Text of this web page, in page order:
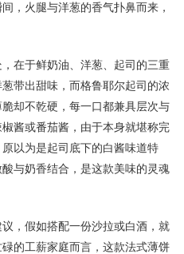
，火腿与洋葱的香气扑鼻而来，
在于鲜奶油、洋葱、起司的三重
带出甜味，而格鲁耶尔起司的浓
却不乾硬，每一口都兼具层次与
酱或番茄酱，由于本身就堪称完
以为是起司底下的白酱味道特
与奶香结合，是这款美味的灵魂
，假如搭配一份沙拉或白酒，就
的工薪家庭而言，这款法式薄饼